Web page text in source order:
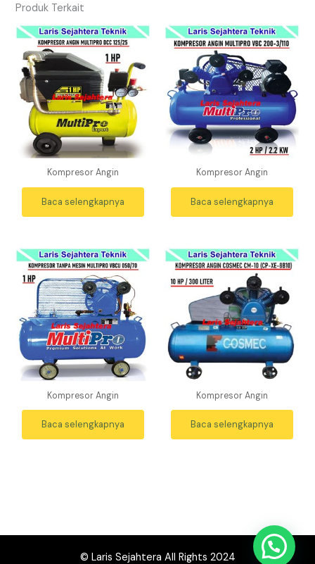
Produk Terkait
Kompresor Angin
Baca selengkapnya
Kompresor Angin
Baca selengkapnya
Kompresor Angin
Baca selengkapnya
Kompresor Angin
Baca selengkapnya
© Laris Sejahtera All Rights 2024